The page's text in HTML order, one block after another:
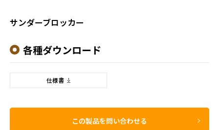
サンダーブロッカー
各種ダウンロード
仕様書
この製品を問い合わせる